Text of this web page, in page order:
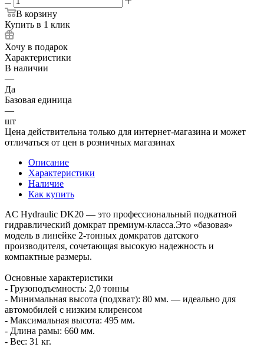
В корзину
Купить в 1 клик
Хочу в подарок
Характеристики
В наличии
—
Да
Базовая единица
—
шт
Цена действительна только для интернет-магазина и может
отличаться от цен в розничных магазинах
Описание
Характеристики
Наличие
Как купить
AC Hydraulic DK20 — это профессиональный подкатной
гидравлический домкрат премиум-класса.Это «базовая»
модель в линейке 2-тонных домкратов датского
производителя, сочетающая высокую надежность и
компактные размеры.
Основные характеристики
- Грузоподъемность: 2,0 тонны
- Минимальная высота (подхват): 80 мм. — идеально для
автомобилей с низким клиренсом
- Максимальная высота: 495 мм.
- Длина рамы: 660 мм.
- Вес: 31 кг.